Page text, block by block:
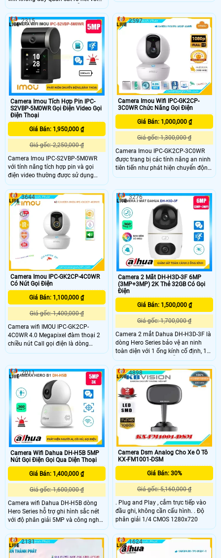
độ phân giải 2K camera hỗ trợ quay
quét trong nhà đàm thoại 2 chiều
tiện lợi và tích hợp nút gọi điện cảm
ứng nhanh chóng Với chuẩn nén
H.265 camera giúp tiết kiệm băng
thông và dung lượng lưu trữ hiệu
trên màn hình 2. 4 inch và quản lý
camera qua ứng dụng Imou trên
điện thoại thông minh giúp bạn
kiểm soát và theo dõi từ xa một
cách dễ dàng và thuận tiện.
Camera Imou Tích Hợp Pin IPC-
S2VBP-5M0WR Gọi Điện Video Gọi
Điện Thoại
Giá Bán: 1,950,000 ₫
Giá gốc: 2,250,000 ₫
Camera Imou IPC-S2VBP-5M0WR
với tính năng tích hợp pin và gọi
điện video thường được sử dụng
trong các tình huống và công trình
khác nhau để cung cấp sự giám sát
linh hoạt và tiện lợi,hỗ trợ tính năng
gọi điện video cho phép bạn thực
hiện cuộc gọi video trực tiếp từ
camera, rất hữu ích trong việc giao
tiếp và giám sát từ xa
2315
Camera Imou Wifi IPC-GK2CP-
3C0WR Chức Năng Gọi Điện
Giá Bán: 1,000,000 ₫
Giá gốc: 1,300,000 ₫
Camera Imou IPC-GK2CP-3C0WR
được trang bị các tính năng an ninh
tiên tiến như phát hiện chuyển động
và báo động thông minh Khi phát
camera sẽ gửi thông báo ngay lập
tức đến điện thoại của bạn qua ứng
dụng Imou
2597
Camera Imou IPC-GK2CP-4C0WR
Có Nút Gọi Điện
Giá Bán: 1,100,000 ₫
Giá gốc: 1,400,000 ₫
Camera wifi IMOU IPC-GK2CP-
4C0WR 4.0 Megapixel đàm thoại 2
chiều nút Call gọi điện là dòng
camera IP wifi không dây mới nhất
điện thoại giúp người đứng gần
camera có thể trò chuyên nhanh
cũng như cần sự trợ giúp khẩn cấp.
3644
Camera 2 Mắt DH-H3D-3F 6MP
(3MP+3MP) 2K Thẻ 32GB Có Gọi
Điện
Giá Bán: 1,500,000 ₫
Giá gốc: 1,700,000 ₫
Camera 2 mắt Dahua DH-H3D-3F là
dòng Hero Series bảo vệ an ninh
toàn diện với 1 ống kính cố định, 1
ống kính xoay 360. Mỗi mắt có độ
phân giải 3MP cung cấp hình ảnh
giám sát sắc nét, hỗ trợ ban đêm có
màu, tích hợp mic và loa đàm thoại
2 chiều, khả năng phát hiện phân
biệt người vật độ chính xác cao
3276
Camera Wifi Dahua DH-H5B 5MP
Nút Gọi Điện Gọi Qua Diện Thoại
Giá Bán: 1,400,000 ₫
Giá gốc: 1,600,000 ₫
Camera wifi Dahua DH-H5B dòng
Hero Series hỗ trợ ghi hình sắc nét
với độ phân giải 5MP và công nghệ
xem đêm với hồng ngoại lên đến
10m, cho hình ảnh sắc nét cả ngày
và đêm. Camera DH-H5B hỗ trợ
quay quét linh hoạt (Pan 350° và
2011
Camera Dsm Analog Cho Xe Ô Tô
KX-FM1001-DSM
Giá Bán: 30%
Giá gốc: 5,160,000 ₫
. Plug and Play , cắm trực tiếp vào
đầu ghi, không cần cấu hình. . Độ
phân giải 1/4 CMOS 1280x720
4898
2131 1624